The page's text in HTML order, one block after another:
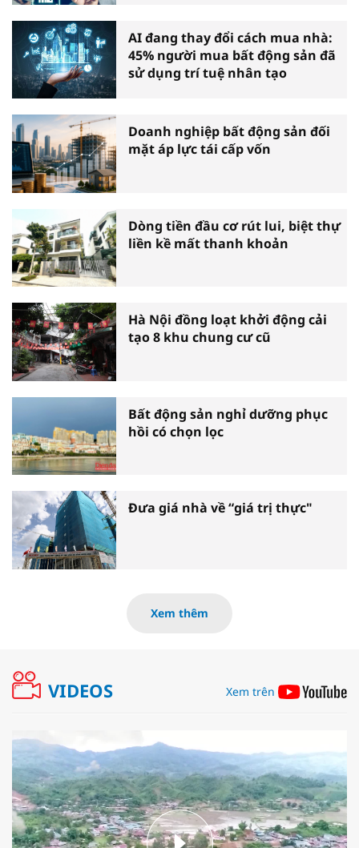
AI đang thay đổi cách mua nhà:
45% người mua bất động sản đã
sử dụng trí tuệ nhân tạo
Doanh nghiệp bất động sản đối
mặt áp lực tái cấp vốn
Dòng tiền đầu cơ rút lui, biệt thự
liền kề mất thanh khoản
Hà Nội đồng loạt khởi động cải
tạo 8 khu chung cư cũ
Bất động sản nghỉ dưỡng phục
hồi có chọn lọc
Đưa giá nhà về “giá trị thực"
Xem thêm
VIDEOS Xem trên